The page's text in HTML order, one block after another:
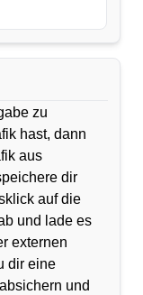
zu
hast, dann
aus
dir
auf die
und lade es
externen
dir eine
und